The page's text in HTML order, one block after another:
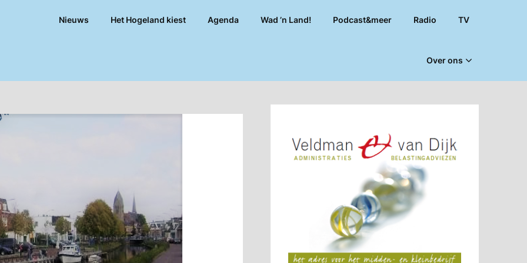
Nieuws Het Hogeland kiest Agenda Wad ’n Land! Podcast&meer Radio TV
Over ons